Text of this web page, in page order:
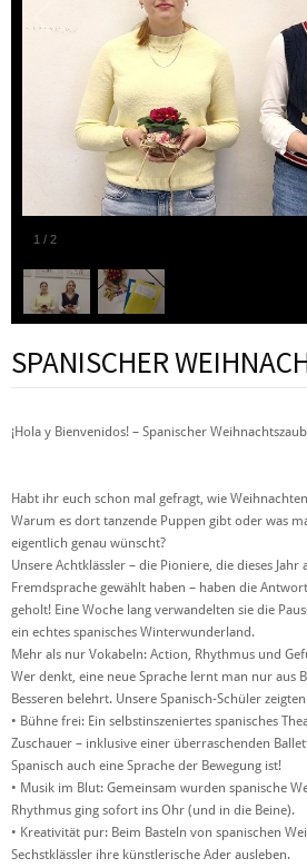
1 / 2
SPANISCHER
¡Hola y Bienvenidos! – Spanischer
Habt ihr euch schon mal gefragt, wie
Warum es dort tanzende Puppen gibt oder was
eigentlich genau wünscht?
Unsere Achtklässler – die Pioniere, die dieses Jahr
Fremdsprache gewählt haben – haben die
geholt! Eine Woche lang verwandelten sie die
ein echtes spanisches Winterwunderland.
Mehr als nur Vokabeln: Action, Rhythmus und
Wer denkt, eine neue Sprache lernt man nur aus
Besseren belehrt. Unsere Spanisch-Schüler
• Bühne frei: Ein selbstinszeniertes spanisches
Zuschauer – inklusive einer überraschenden
Spanisch auch eine Sprache der Bewegung ist!
• Musik im Blut: Gemeinsam wurden spanische
Rhythmus ging sofort ins Ohr (und in die Beine).
• Kreativität pur: Beim Basteln von spanischen
Sechstklässler ihre künstlerische Ader ausleben.